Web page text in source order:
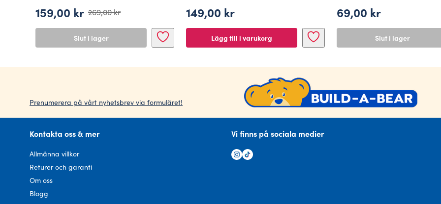
269,00kr
Det
ursprungliga
priset
var:
159,00 kr
Det
nuvarande
priset
är:
Slut i lager
149,00 kr
Lägg till i varukorg
69,00 kr
Slut i lager
Prenumerera på vårt nyhetsbrev via formuläret!
Kontakta oss & mer
Allmänna villkor
Returer och garanti
Om oss
Blogg
Vi finns på sociala medier